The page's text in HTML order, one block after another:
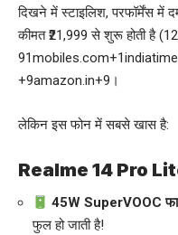
दिखने में स्टाइलिश, परफॉर्मेंस में
कीमत ₹21,999 से शुरू होती है
91mobiles.com+1
+9amazon.in+9 ।
लेकिन इस फोन में सबसे खास है:
Realme 14 Pro
45W SuperVOOC
फुल हो जाती है!